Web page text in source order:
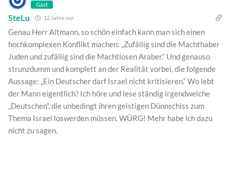
Gast
SteLu 12 Jahre vor
Genau Herr Altmann, so schön einfach kann man sich einen
hochkomplexen Konflikt machen: „Zufällig sind die Machthaber
Juden und zufällig sind die Machtlosen Araber.“ Und genauso
strunzdumm und komplett an der Realität vorbei, die folgende
Aussage: „Ein Deutscher darf Israel nicht kritisieren.“ Wo lebt
der Mann eigentlich? Ich höre und lese ständig irgendwelche
„Deutschen“, die unbedingt ihren geistigen Dünnschiss zum
Thema Israel loswerden müssen. WÜRG! Mehr habe ich dazu
nicht zu sagen.